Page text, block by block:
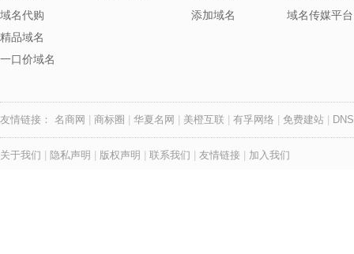
域名代购
精品域名
一口价域名
添加域名
域名传媒平台
友情链接： 名商网 商标圈 华夏名网 美橙互联 有孚网络 免费建站
关于我们 隐私声明 版权声明 联系我们 友情链接 加入我们